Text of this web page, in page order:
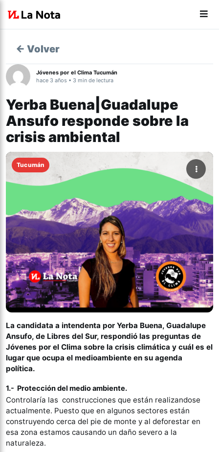
← Volver
Jóvenes por el Clima Tucumán
hace 3 años • 3 min de lectura
Yerba Buena|Guadalupe
Ansufo responde sobre la
crisis ambiental
Tucumán
La candidata a intendenta por Yerba Buena, Guadalupe
Ansufo, de Libres del Sur, respondió las preguntas de
Jóvenes por el Clima sobre la crisis climática y cuál es el
lugar que ocupa el medioambiente en su agenda
política.
1.- Protección del medio ambiente.
Controlaría las construcciones que están realizandose
actualmente. Puesto que en algunos sectores están
construyendo cerca del pie de monte y al deforestar en
esa zona estamos causando un daño severo a la
naturaleza.